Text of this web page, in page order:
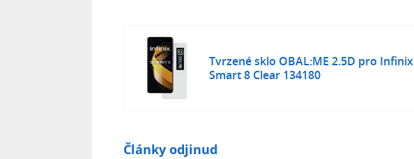
Tvrzené sklo OBAL:ME 2.5D pro Infinix
Smart 8 Clear 134180
Články odjinud